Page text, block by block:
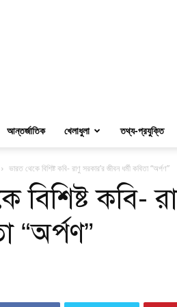
আন্তর্জাতিক খেলাধুলা তথ্য-প্রযুক্তি
ভারত থেকে বিশিষ্ট কবি- রাণু সরকার’র জীবন ধর্মী কবিতা “অর্পণ”
বিশিষ্ট কবি-
“অর্পণ”